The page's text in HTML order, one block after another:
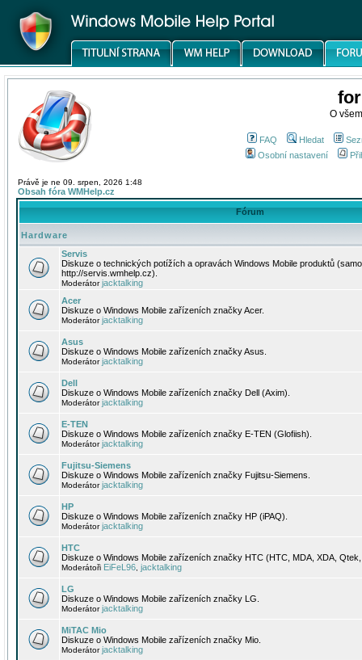
O
FAQ Hledat
Osobní nastavení
Právě je ne 09. srpen, 2026 1:48
Obsah fóra WMHelp.cz
Fórum
Hardware
Servis
Diskuze o technických potížích a opravách Windows Mobile produktů
http://servis.wmhelp.cz).
Moderátorjacktalking
Acer
Diskuze o Windows Mobile zařízeních značky Acer.
Moderátorjacktalking
Asus
Diskuze o Windows Mobile zařízeních značky Asus.
Moderátorjacktalking
Dell
Diskuze o Windows Mobile zařízeních značky Dell (Axim).
Moderátorjacktalking
E-TEN
Diskuze o Windows Mobile zařízeních značky E-TEN (Glofiish).
Moderátorjacktalking
Fujitsu-Siemens
Diskuze o Windows Mobile zařízeních značky Fujitsu-Siemens.
Moderátorjacktalking
HP
Diskuze o Windows Mobile zařízeních značky HP (iPAQ).
Moderátorjacktalking
HTC
Diskuze o Windows Mobile zařízeních značky HTC (HTC, MDA, XDA,
Moderátoři EiFeL96 jacktalking
LG
Diskuze o Windows Mobile zařízeních značky LG.
Moderátorjacktalking
MiTAC Mio
Diskuze o Windows Mobile zařízeních značky Mio.
Moderátorjacktalking